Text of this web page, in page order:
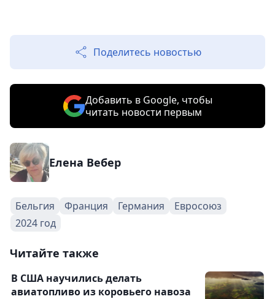
Поделитесь новостью
Добавить в Google, чтобы
читать новости первым
Елена Вебер
Бельгия Франция Германия
Евросоюз
2024 год
Читайте также
В США научились делать
авиатопливо из коровьего навоза